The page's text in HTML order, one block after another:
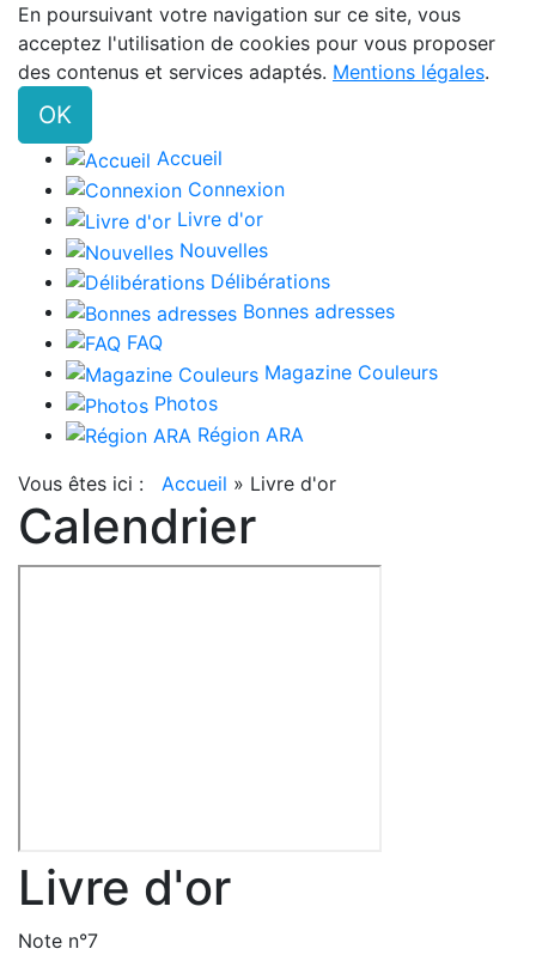
En poursuivant votre navigation sur ce site, vous
acceptez l'utilisation de cookies pour vous proposer
des contenus et services adaptés. Mentions légales.
OK
Accueil
Connexion
Livre d'or
Nouvelles
Délibérations
Bonnes adresses
FAQ
Magazine Couleurs
Photos
Région ARA
Vous êtes ici : Accueil » Livre d'or
Calendrier
Livre d'or
Note n°7